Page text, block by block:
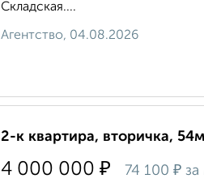
Складская....
Агентство, 04.08.2026
2-к квартира, вторичка,
4 000 000 ₽ 74 100 ₽ за